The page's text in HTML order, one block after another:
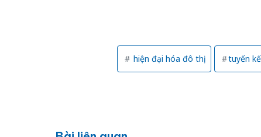
hiện đại hóa đô thị tuyến